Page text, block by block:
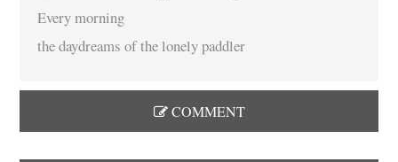
Every morning
the daydreams of the lonely paddler
COMMENT